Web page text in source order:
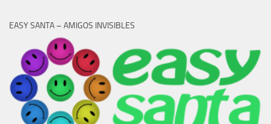
EASY SANTA – AMIGOS INVISIBLES